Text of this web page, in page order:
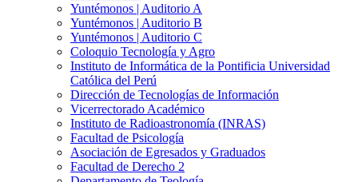
Yuntémonos | Auditorio A
Yuntémonos | Auditorio B
Yuntémonos | Auditorio C
Coloquio Tecnología y Agro
Instituto de Informática de la Pontificia Universidad
Católica del Perú
Dirección de Tecnologías de Información
Vicerrectorado Académico
Instituto de Radioastronomía (INRAS)
Facultad de Psicología
Asociación de Egresados y Graduados
Facultad de Derecho 2